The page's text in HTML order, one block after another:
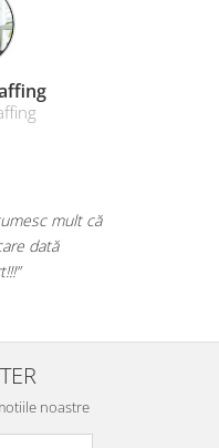
mult că
dată
noastre